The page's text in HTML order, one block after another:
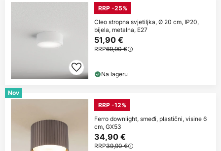
RRP -25%
Cleo stropna svjetiljka, Ø 20 cm, IP20,
bijela, metalna, E27
51,90 €
RRP69,90 €
Na lageru
Nov
RRP -12%
Ferro downlight, smeđi, plastični, visine 6
cm, GX53
34,90 €
RRP39,90 €